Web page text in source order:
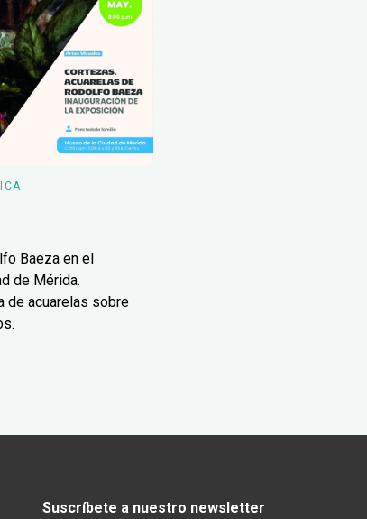
Baeza en el
de Mérida.
de acuarelas sobre
Suscríbete a nuestro newsletter